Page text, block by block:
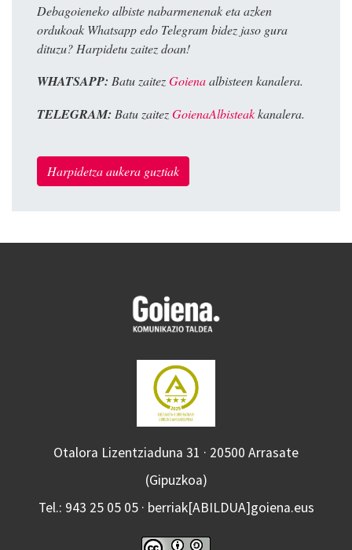
Debagoieneko albiste nabarmenenak eta azken
ordukoak Whatsapp edo Telegram bidez jaso gura
dituzu? Harpidetu zaitez doan!
WHATSAPP: Batu zaitezGoienaalbisteen kanalera.
TELEGRAM: Batu zaitezGoienaAlbisteakkanalera.
Harpidetza aukera guztiak
Otalora Lizentziaduna 31 · 20500 Arrasate
(Gipuzkoa)
Tel.: 943 25 05 05 · berriak[ABILDUA]goiena.eus